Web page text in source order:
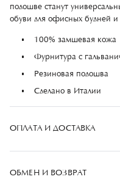
подошве станут
обуви для офисных будней и
100% замшевая кожа
Фурнитура с
Резиновая подошва
Сделано в Италии
ОПЛАТА И ДОСТАВКА
Оплата
ОБМЕН И ВОЗВРАТ